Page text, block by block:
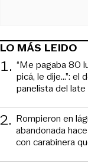
LO MÁS LEIDO
1. “Me pagaba 80
picá, le dije...”:
panelista del
2. Rompieron en
abandonada
con carabinera